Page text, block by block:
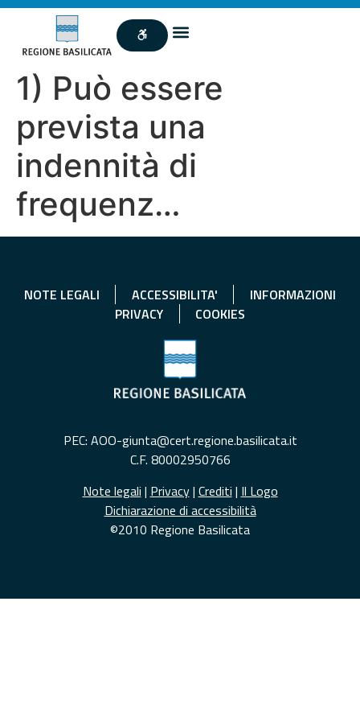
1) Può essere
prevista una
indennità di
frequenz…
NOTE LEGALI ACCESSIBILITA'
INFORMAZIONI
PRIVACY
COOKIES
PEC: AOO-giunta@cert.regione.basilicata.it
C.F. 80002950766
Note legali | Privacy| Crediti | Il Logo
Dichiarazione di accessibilità
©2010 Regione Basilicata